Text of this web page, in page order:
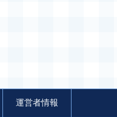
運営者情報